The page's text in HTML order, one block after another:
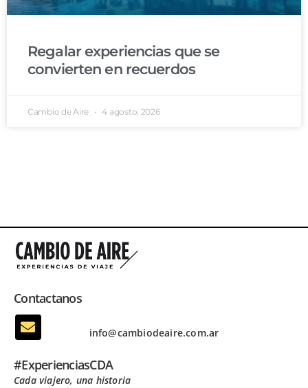
Regalar experiencias que se
convierten en recuerdos
Cambio de Aire 4 agosto, 2026
Contactanos
info@cambiodeaire.com.ar
#ExperienciasCDA
Cada viajero, una historia